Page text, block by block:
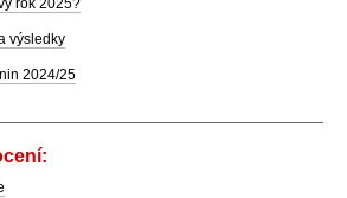
výsledky
2024/25